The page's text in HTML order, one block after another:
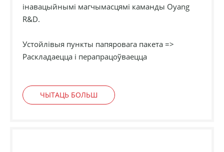
інавацыйнымі магчымасцямі каманды Oyang
R&D.
Устойлівыя пункты папяровага пакета =>
Раскладаецца і перапрацоўваецца
ЧЫТАЦЬ БОЛЬШ